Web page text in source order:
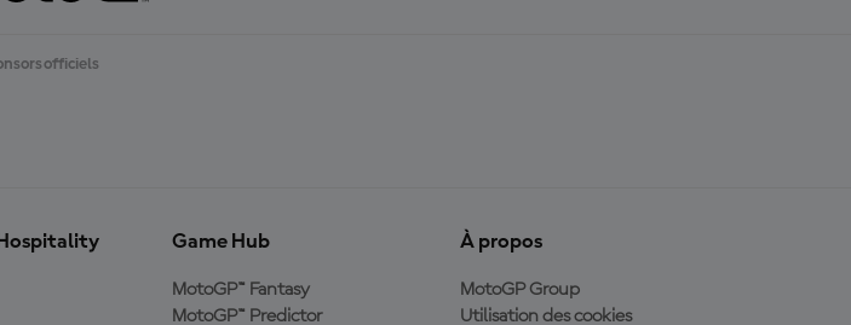
officiels
Game Hub
MotoGP™ Fantasy
MotoGP™ Predictor
À propos
MotoGP Group
Utilisation des cookies